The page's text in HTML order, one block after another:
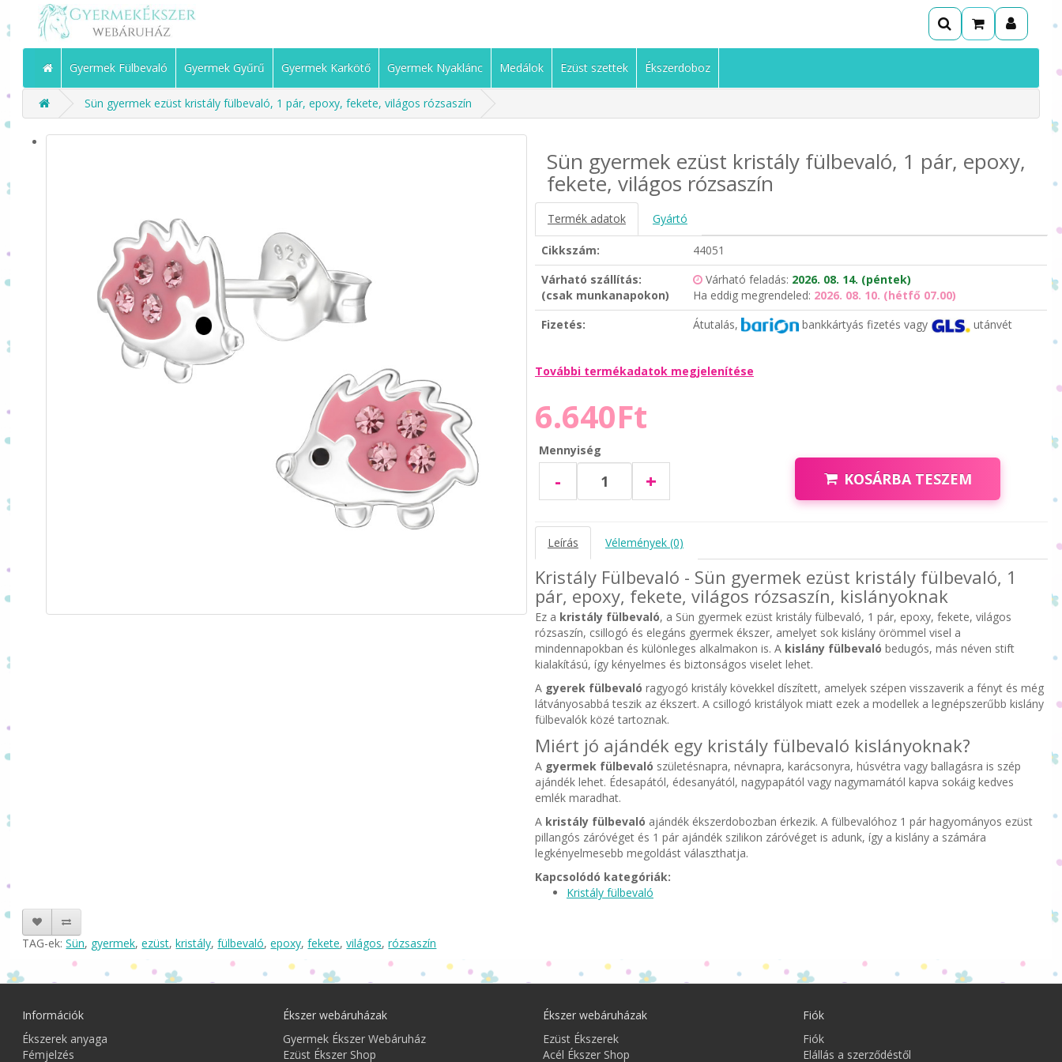
Gyermek Fülbevaló Gyermek Gyűrű Gyermek Karkötő Gyermek Nyaklánc Medálok Ezüst szettek Ékszerdoboz
Sün gyermek ezüst kristály fülbevaló, 1 pár, epoxy, fekete, világos rózsaszín
Sün gyermek ezüst kristály fülbevaló, 1 pár, epoxy,
fekete, világos rózsaszín
Termék adatok Gyártó
Cikkszám:
44051
Várható szállítás:
(csak munkanapokon)
Várható feladás: 2026. 08. 14. (péntek)
Ha eddig megrendeled: 2026. 08. 10. (hétfő 07.00)
Fizetés:
Átutalás, bankkártyás fizetés vagy utánvét
További termékadatok megjelenítése
6.640Ft
Mennyiség
- + KOSÁRBA TESZEM
Leírás Vélemények (0)
Kristály Fülbevaló - Sün gyermek ezüst kristály fülbevaló, 1
pár, epoxy, fekete, világos rózsaszín, kislányoknak
Ez a kristály fülbevaló, a Sün gyermek ezüst kristály fülbevaló, 1 pár, epoxy, fekete, világos
rózsaszín, csillogó és elegáns gyermek ékszer, amelyet sok kislány örömmel visel a
mindennapokban és különleges alkalmakon is. A kislány fülbevaló bedugós, más néven stift
kialakítású, így kényelmes és biztonságos viselet lehet.
A gyerek fülbevaló ragyogó kristály kövekkel díszített, amelyek szépen visszaverik a fényt és még
látványosabbá teszik az ékszert. A csillogó kristályok miatt ezek a modellek a legnépszerűbb kislány
fülbevalók közé tartoznak.
Miért jó ajándék egy kristály fülbevaló kislányoknak?
A gyermek fülbevaló születésnapra, névnapra, karácsonyra, húsvétra vagy ballagásra is szép
ajándék lehet. Édesapától, édesanyától, nagypapától vagy nagymamától kapva sokáig kedves
emlék maradhat.
A kristály fülbevaló ajándék ékszerdobozban érkezik. A fülbevalóhoz 1 pár hagyományos ezüst
pillangós záróvéget és 1 pár ajándék szilikon záróvéget is adunk, így a kislány a számára
legkényelmesebb megoldást választhatja.
Kapcsolódó kategóriák:
Kristály fülbevaló
TAG-ek:Sün, gyermek,ezüst,kristály,fülbevaló,epoxy,fekete,világos,rózsaszín
Információk
Ékszerek anyaga
Fémjelzés
Ékszer webáruházak
Gyermek Ékszer Webáruház
Ezüst Ékszer Shop
Ékszer webáruházak
Ezüst Ékszerek
Acél Ékszer Shop
Fiók
Fiók
Elállás a szerződéstől